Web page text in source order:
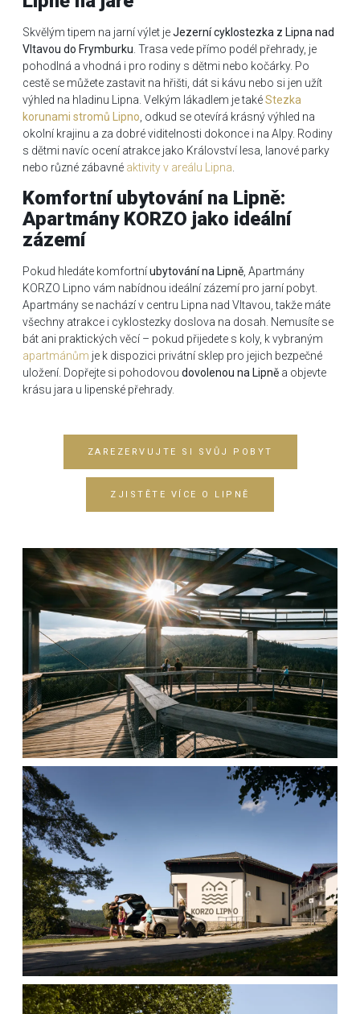
Skvělým tipem na jarní výlet jeJezerní cyklostezka z Lipna nad
Vltavou do Frymburku . Trasa vede přímo podél přehrady, je
pohodlná a vhodná i pro rodiny s dětmi nebo kočárky. Po
cestě se můžete zastavit na hřišti, dát si kávu nebo si jen užít
výhled na hladinu Lipna. Velkým lákadlem je takéStezka
korunami stromů Lipno , odkud se otevírá krásný výhled na
okolní krajinu a za dobré viditelnosti dokonce i na Alpy. Rodiny
s dětmi navíc ocení atrakce jako Království lesa, lanové parky
nebo různé zábavné aktivity v areálu Lipna
Komfortní ubytování na Lipně:
Apartmány KORZO jako ideální
zázemí
Pokud hledáte komfortníubytování na Lipně , Apartmány
KORZO Lipno vám nabídnou ideální zázemí pro jarní pobyt.
Apartmány se nachází v centru Lipna nad Vltavou, takže máte
všechny atrakce i cyklostezky doslova na dosah. Nemusíte se
bát ani praktických věcí – pokud přijedete s koly, k vybraným
apartmánům je k dispozici privátní sklep pro jejich bezpečné
uložení. Dopřejte si pohodovou dovolenou na Lipně a objevte
krásu jara u lipenské přehrady.
ZAREZERVUJTE SI SVŮJ POBYT
ZJISTĚTE VÍCE O LIPNĚ